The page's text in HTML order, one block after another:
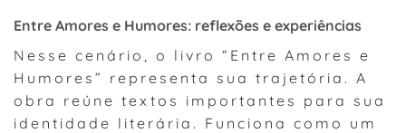
Entre Amores e Humores: reflexões e experiências
Nesse cenário, o livro “Entre Amores e
Humores” representa sua trajetória. A
obra reúne textos importantes para sua
identidade literária. Funciona como um